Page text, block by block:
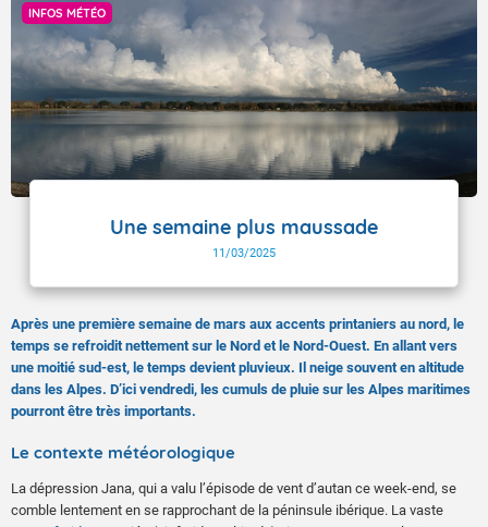
Articles
INFOS MÉTÉO
Une semaine plus maussade
11/03/2025
Après une première semaine de mars aux accents printaniers au nord, le
temps se refroidit nettement sur le Nord et le Nord-Ouest. En allant vers
une moitié sud-est, le temps devient pluvieux. Il neige souvent en altitude
dans les Alpes. D’ici vendredi, les cumuls de pluie sur les Alpes maritimes
pourront être très importants.
Le contexte météorologique
La dépression Jana, qui a valu l’épisode de vent d’autan ce week-end, se
comble lentement en se rapprochant de la péninsule ibérique. La vaste